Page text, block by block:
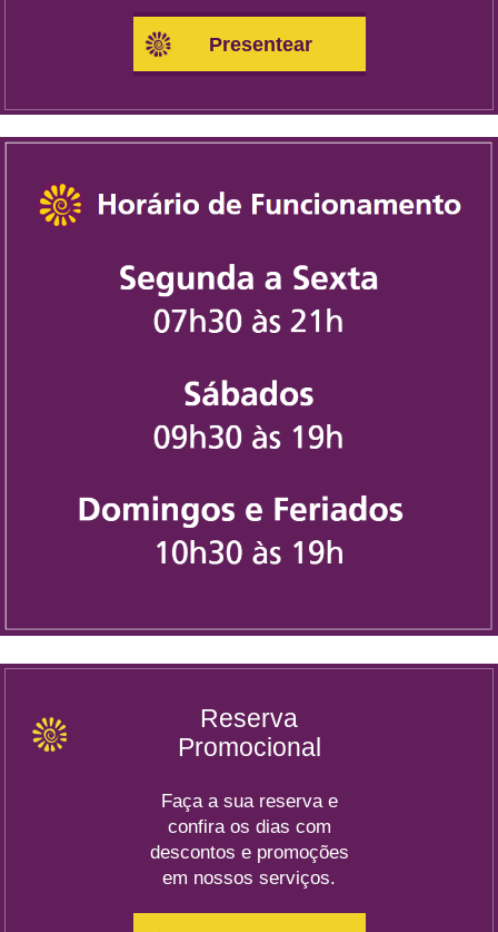
Presentear
Reserva
Promocional
Faça a sua reserva e
confira os dias com
descontos e promoções
em nossos serviços.